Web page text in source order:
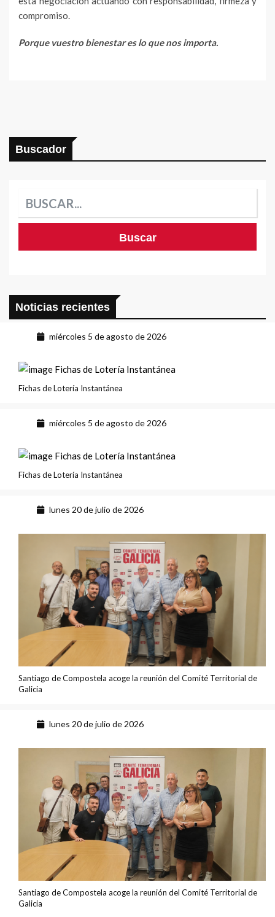
compromiso.
Porque vuestro bienestar es lo que nos importa.
Buscador
Noticias recientes
miércoles 5 de agosto de 2026
Fichas de Lotería Instantánea
miércoles 5 de agosto de 2026
Fichas de Lotería Instantánea
lunes 20 de julio de 2026
Santiago de Compostela acoge la reunión del Comité Territorial de
Galicia
lunes 20 de julio de 2026
Santiago de Compostela acoge la reunión del Comité Territorial de
Galicia